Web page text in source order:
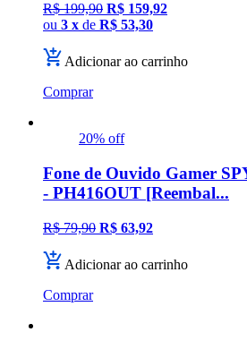
R$ 199,90 R$ 159,92
ou 3 x de R$ 53,30
Adicionar ao carrinho
Comprar
20% off
Fone de Ouvido Gamer
- PH416OUT [Reembal...
R$ 79,90 R$ 63,92
Adicionar ao carrinho
Comprar